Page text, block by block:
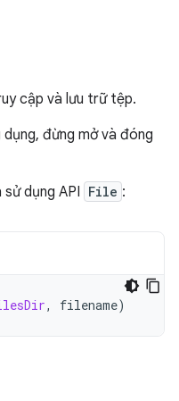
cập và lưu trữ tệp.
đừng mở và đóng
dụng API File :
, filename)